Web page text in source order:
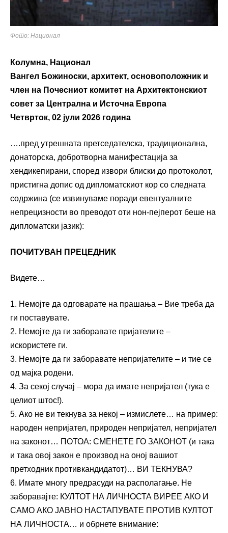
Фото: Национал
Колумна, Национал
Вангел Божиноски, архитект, основоположник и
член на Почесниот комитет на Архитектонскиот
совет за Централна и Источна Европа
Четврток, 02 јули 2026 година
….пред утрешната претседателска, традиционална,
донаторска, добротворна манифестација за
хендикепирани, според извори блиски до протоколот,
пристигна допис од дипломатскиот кор со следната
содржина (се извинуваме поради евентуалните
непрецизности во преводот оти нон-пејперот беше на
дипломатски јазик):
ПОЧИТУВАН ПРЕЦЕДНИК
Видете…
1. Немојте да одговарате на прашања – Вие треба да
ги поставувате.
2. Немојте да ги заборавате пријателите –
искористете ги.
3. Немојте да ги заборавате непријателите – и тие се
од мајка родени.
4. За секој случај – мора да имате непријател (тука е
целиот штос!).
5. Ако не ви текнува за некој – измислете… на пример:
народен непријател, природен непријател, непријател
на законот… ПОТОА: СМЕНЕТЕ ГО ЗАКОНОТ (и така
и така овој закон е производ на оној вашиот
претходник противкандидатот)… ВИ ТЕКНУВА?
6. Имате многу предрасуди на располагање. Не
заборавајте: КУЛТОТ НА ЛИЧНОСТА ВИРЕЕ АКО И
САМО АКО ЈАВНО НАСТАПУВАТЕ ПРОТИВ КУЛТОТ
НА ЛИЧНОСТА… и обрнете внимание: